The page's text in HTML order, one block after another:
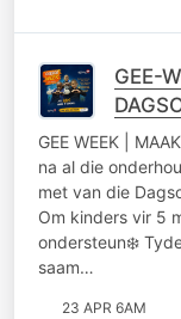
GEE-
GEE WEEK |
na al die
met van die
Om kinders vir 5
ondersteun❄️
saam…
23 APR 6AM